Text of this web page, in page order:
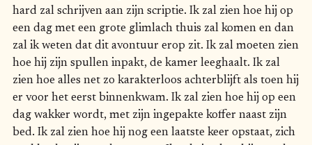
hard zal schrijven aan zijn scriptie. Ik zal zien hoe hij op
een dag met een grote glimlach thuis zal komen en dan
zal ik weten dat dit avontuur erop zit. Ik zal moeten zien
hoe hij zijn spullen inpakt, de kamer leeghaalt. Ik zal
zien hoe alles net zo karakterloos achterblijft als toen hij
er voor het eerst binnenkwam. Ik zal zien hoe hij op een
dag wakker wordt, met zijn ingepakte koffer naast zijn
bed. Ik zal zien hoe hij nog een laatste keer opstaat, zich